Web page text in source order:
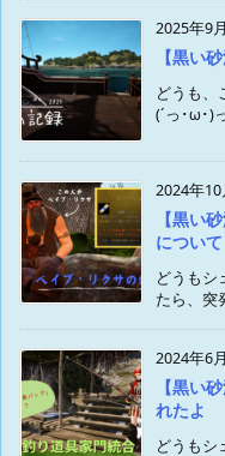
2025年9
【黒い
どうも、
(´っ･ω･)
2024年10
【黒い
について
どうもシ
たら、突
2024年6
【黒い
れたよ
どうもシ